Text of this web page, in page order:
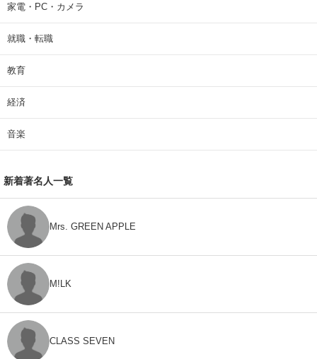
家電・PC・カメラ
就職・転職
教育
経済
音楽
新着著名人一覧
Mrs. GREEN APPLE
M!LK
CLASS SEVEN